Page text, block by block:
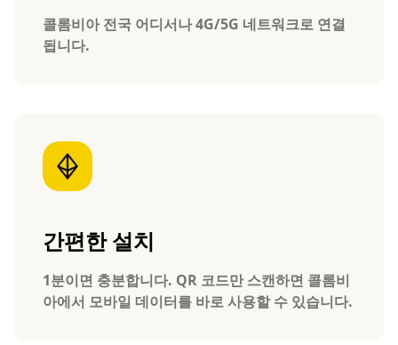
콜롬비아 전국 어디서나 4G/5G 네트워크로 연결
됩니다.
간편한 설치
1분이면 충분합니다. QR 코드만 스캔하면 콜롬비
아에서 모바일 데이터를 바로 사용할 수 있습니다.